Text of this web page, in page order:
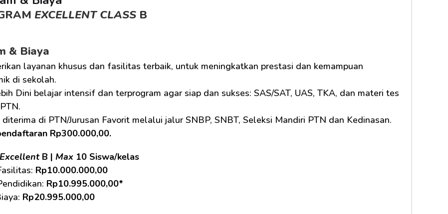
EXCELLENT CLASS B
& Biaya
layanan khusus dan fasilitas terbaik, untuk meningkatkan prestasi dan kemampuan
di sekolah.
Dini belajar intensif dan terprogram agar siap dan sukses: SAS/SAT, UAS, TKA, dan materi tes
diterima di PTN/Jurusan Favorit melalui jalur SNBP, SNBT, Seleksi Mandiri PTN dan Kedinasan.
Rp300.000,00.
Excellent B | Max 10 Siswa/kelas
Rp10.000.000,00
Rp10.995.000,00*
Rp20.995.000,00